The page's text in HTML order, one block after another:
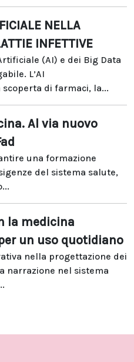
NELLA
INFETTIVE
(AI) e dei Big Data
L’AI
di farmaci, la...
Al via nuovo
una formazione
del sistema salute,
la medicina
un uso quotidiano
nella progettazione dei
narrazione nel sistema